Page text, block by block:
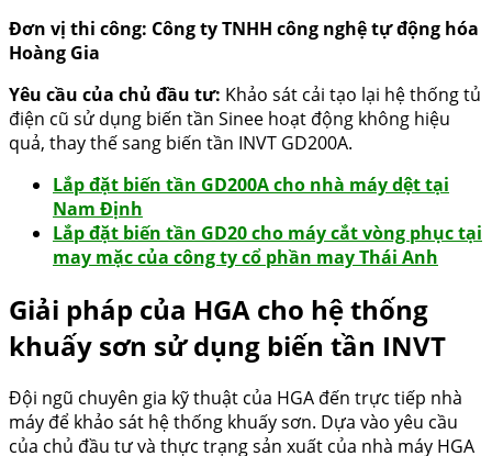
Đơn vị thi công: Công ty TNHH công nghệ tự động hóa
Hoàng Gia
Yêu cầu của chủ đầu tư: Khảo sát cải tạo lại hệ thống tủ
điện cũ sử dụng biến tần Sinee hoạt động không hiệu
quả, thay thế sang biến tần INVT GD200A.
Lắp đặt biến tần GD200A cho nhà máy dệt tại
Nam Định
Lắp đặt biến tần GD20 cho máy cắt vòng phục tại
may mặc của công ty cổ phần may Thái Anh
Giải pháp của HGA cho hệ thống
khuấy sơn sử dụng biến tần INVT
Đội ngũ chuyên gia kỹ thuật của HGA đến trực tiếp nhà
máy để khảo sát hệ thống khuấy sơn. Dựa vào yêu cầu
của chủ đầu tư và thực trạng sản xuất của nhà máy HGA